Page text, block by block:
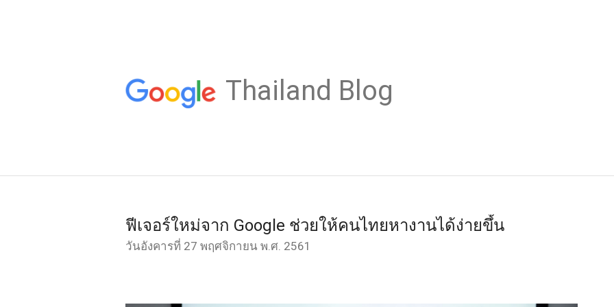
Thailand Blog
ฟีเจอร์ใหม่จาก Google ช่วยให้คนไทยหางานได้ง่ายขึ้น
วันอังคารที่ 27 พฤศจิกายน พ.ศ. 2561